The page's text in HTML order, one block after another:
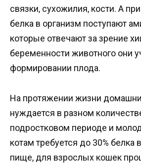
связки, сухожилия, кости. А
белка в организм поступают
которые отвечают за зрение
беременности животного они
формировании плода.
На протяжении жизни
нуждается в разном
подростковом периоде и
котам требуется до 30% белка
пище, для взрослых кошек